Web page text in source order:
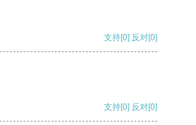
支持[0] 反对[0]
支持[0] 反对[0]